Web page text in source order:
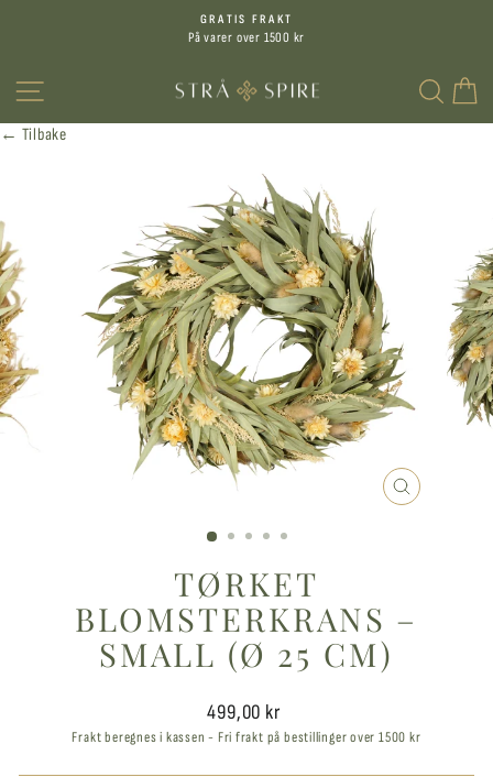
Sett
pause
GRATIS FRAKT
På varer over 1500 kr
SØK
← Tilbake
LUKK
TØRKET
BLOMSTERKRANS –
SMALL (Ø 25 CM)
Ordinær
pris
499,00 kr
Frakt beregnes i kassen - Fri frakt på bestillinger over 1500 kr